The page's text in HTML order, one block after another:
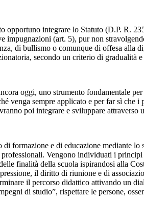
opportuno integrare lo Statuto (D.P. R.
impugnazioni (art. 5), pur non
di bullismo o comunque di offesa alla
secondo un criterio di gradualità
oggi, uno strumento fondamentale
venga sempre applicato e per far sì
poi integrare e sviluppare
formazione e di educazione mediante
Vengono individuati i
finalità della scuola ispirandosi alla
il diritto di riunione e di
il percorso didattico attivando un
di studio”, rispettare le persone,